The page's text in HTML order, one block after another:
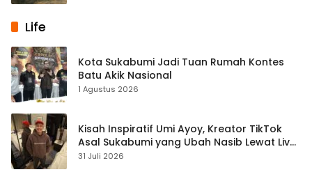
Life
Kota Sukabumi Jadi Tuan Rumah Kontes
Batu Akik Nasional
1 Agustus 2026
Kisah Inspiratif Umi Ayoy, Kreator TikTok
Asal Sukabumi yang Ubah Nasib Lewat Live
Streaming
31 Juli 2026